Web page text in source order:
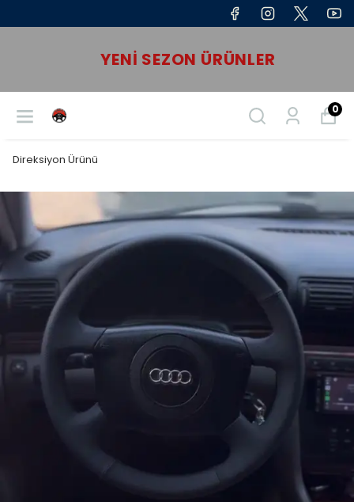
YENI SEZON ÜRÜNLER
0
Direksiyon Ürünü